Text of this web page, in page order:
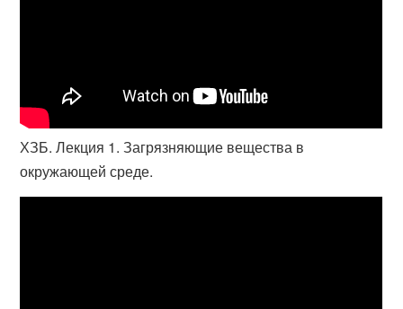
ХЗБ. Лекция 1. Загрязняющие вещества в
окружающей среде.